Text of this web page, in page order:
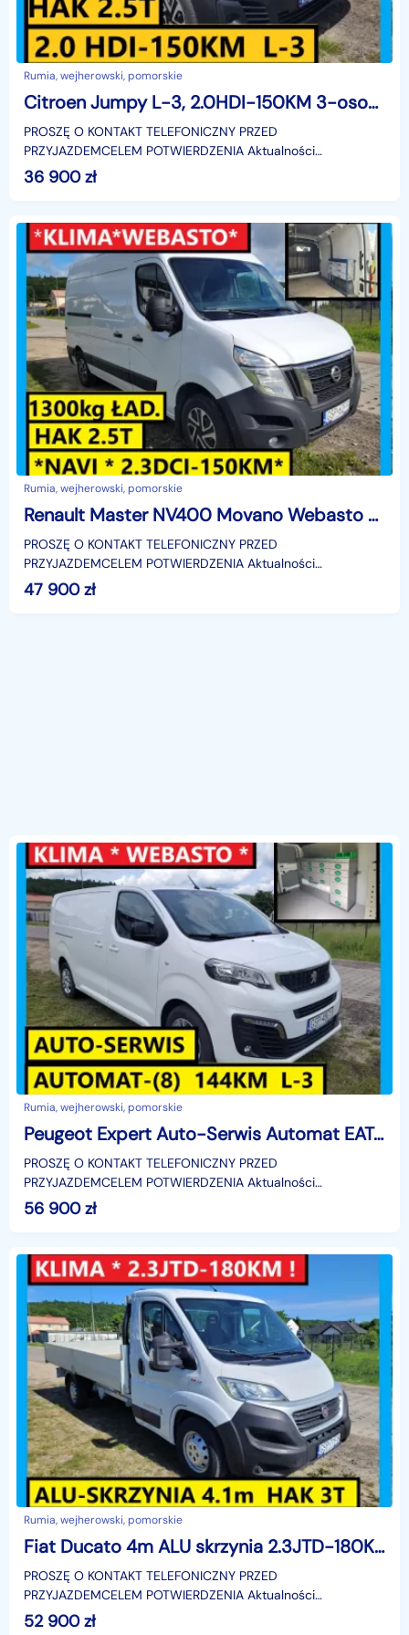
Rumia, wejherowski, pomorskie
Citroen Jumpy L-3, 2.0HDI-150KM 3-osobowy Hak 2.5T bezwypadkowy
PROSZĘ O KONTAKT TELEFONICZNY PRZED
PRZYJAZDEMCELEM POTWIERDZENIA Aktualności
OFERTY,NINIEJSZE OGŁOSZENIE JEST WYŁĄCZNIE
INFORMACJĄ HANDLOWĄ I NIE STANOWI OFERT
36 900zł
Rumia, wejherowski, pomorskie
Renault Master NV400 Movano Webasto Klima Navi 2.3 dci 150KM
PROSZĘ O KONTAKT TELEFONICZNY PRZED
PRZYJAZDEMCELEM POTWIERDZENIA Aktualności
OFERTY,NINIEJSZE OGŁOSZENIE JEST WYŁĄCZNIE
INFORMACJĄ HANDLOWĄ I NIE STANOWI OFERT
47 900zł
Rumia, wejherowski, pomorskie
Peugeot Expert Auto-Serwis Automat EAT8 Klima Webasto 3-osobowy
PROSZĘ O KONTAKT TELEFONICZNY PRZED
PRZYJAZDEMCELEM POTWIERDZENIA Aktualności
OFERTY,NINIEJSZE OGŁOSZENIE JEST WYŁĄCZNIE
INFORMACJĄ HANDLOWĄ I NIE STANOWI OFERT
56 900zł
Rumia, wejherowski, pomorskie
Fiat Ducato 4m ALU skrzynia 2.3JTD-180KM KLIMA Webasto HAK 3T
PROSZĘ O KONTAKT TELEFONICZNY PRZED
PRZYJAZDEMCELEM POTWIERDZENIA Aktualności
OFERTY,NINIEJSZE OGŁOSZENIE JEST WYŁĄCZNIE
52 900zł